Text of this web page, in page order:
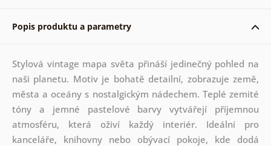
Popis produktu a parametry
Stylová vintage mapa světa přináší jedinečný pohled na
naši planetu. Motiv je bohatě detailní, zobrazuje země,
města a oceány s nostalgickým nádechem. Teplé zemité
tóny a jemné pastelové barvy vytvářejí příjemnou
atmosféru, která oživí každý interiér. Ideální pro
kanceláře, knihovny nebo obývací pokoje, kde dodá